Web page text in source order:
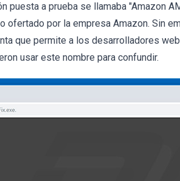
puesta a prueba se llamaba "Amazon
por la empresa Amazon. Sin
que permite a los desarrolladores
usar este nombre para confundir.